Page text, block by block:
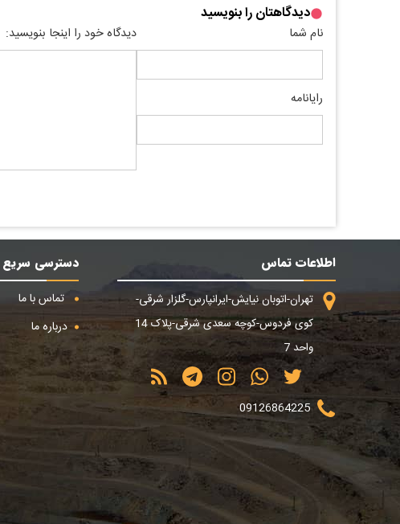
دیدگاهتان را بنویسید
نام شما
رایانامه
دیدگاه خود را اینجا بنویسید:
اطلاعات تماس
تهران-اتوبان نیایش-ایرانپارس-گلزار شرقی-
کوی فردوس-کوچه سعدی شرقی-پلاک 14
واحد 7
09126864225
دسترسی سریع
تماس با ما
درباره ما